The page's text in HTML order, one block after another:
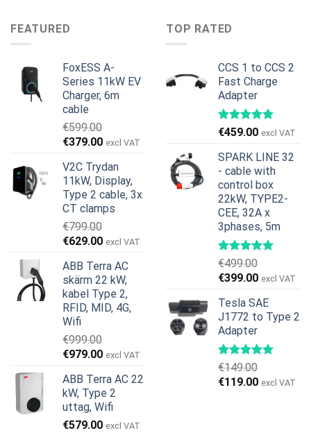
priset
var:
€599.00.
FEATURED
FoxESS A-
Series 11kW EV
Charger, 6m
cable
€599.00
Det
priset
var:
€599.00.
€379.00Det
priset
är:
€379.00.
excl VAT
V2C Trydan
11kW, Display,
Type 2 cable, 3x
CT clamps
€799.00
Det
priset
var:
€799.00.
€629.00Det
priset
är:
€629.00.
excl VAT
ABB Terra AC
skärm 22 kW,
kabel Type 2,
RFID, MID, 4G,
Wifi
€999.00
Det
priset
var:
€999.00.
€979.00Det
priset
är:
€979.00.
excl VAT
ABB Terra AC 22
kW, Type 2
uttag, Wifi
€579.00 excl VAT
TOP RATED
CCS 1 to CCS 2
Fast Charge
Adapter
€459.00 excl VAT
SPARK LINE 32
- cable with
control box
22kW, TYPE2-
CEE, 32A x
3phases, 5m
€499.00
Det
priset
var:
€499.00.
€399.00Det
priset
är:
excl VAT
Tesla SAE
J1772 to Type 2
Adapter
€149.00
Det
€119.00Det
excl VAT